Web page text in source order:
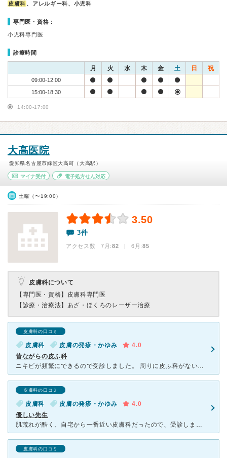
皮膚科 、アレルギー科、小児科
専門医・資格：
小児科専門医
診療時間
月 火 水 木 金 土 日 祝
09:00-12:00
15:00-18:30
14:00-17:00
大高医院
愛知県名古屋市緑区大高町（大高駅）
マイナ受付 電子処方せん対応
土曜（〜19:00）
3.50
3件
アクセス数 7月:82 | 6月:85
皮膚科について
【専門医・資格】 皮膚科専門医
【診療・治療法】 あざ・ほくろのレーザー治療
皮膚科の口コミ
皮膚科 皮膚の発疹・かゆみ
4.0
昔ながらの皮ふ科
ニキビが頻繁にできるので受診しました。 周りに皮ふ科がないせいか、とにかく混みます。 午後の診察時間前に行っても10台ほどある駐車場が止められない事もよくあります。 いろんな時間に行きましたが、
皮膚科の口コミ
皮膚科 皮膚の発疹・かゆみ
4.0
優しい先生
肌荒れが酷く、自宅から一番近い皮膚科だったので、受診しました。看護師さんも先生もとても優しく 丁寧で昭和な感じでおちついた雰囲気の医院です。決して新しいワケではないけれど、掃除が行き届いてる感じで清潔
皮膚科の口コミ